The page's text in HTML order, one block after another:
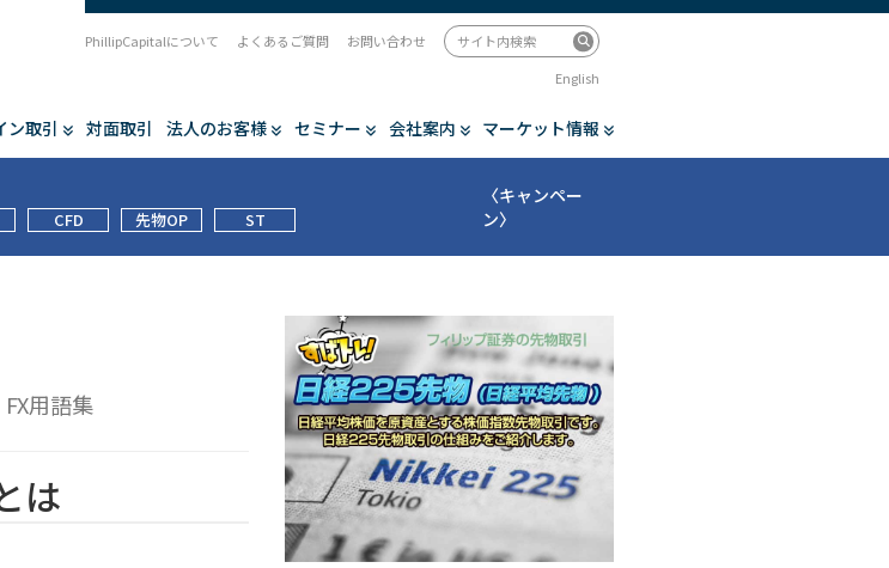
ン取引 対面取引 法人のお客様 セミナー 会社案内 マーケット情報
PhillipCapitalについて よくあるご質問
お問い合わせ
English
CFD 先物OP ST
〈キャンペー
ン〉
FX用語集
は